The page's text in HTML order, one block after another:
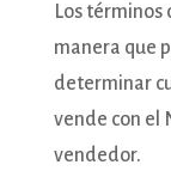
Los
manera que
determinar
vende con el
vendedor.